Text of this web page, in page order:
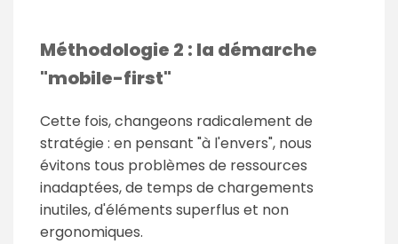
Méthodologie 2 : la démarche
"mobile-first"
Cette fois, changeons radicalement de
stratégie : en pensant "à l'envers", nous
évitons tous problèmes de ressources
inadaptées, de temps de chargements
inutiles, d'éléments superflus et non
ergonomiques.